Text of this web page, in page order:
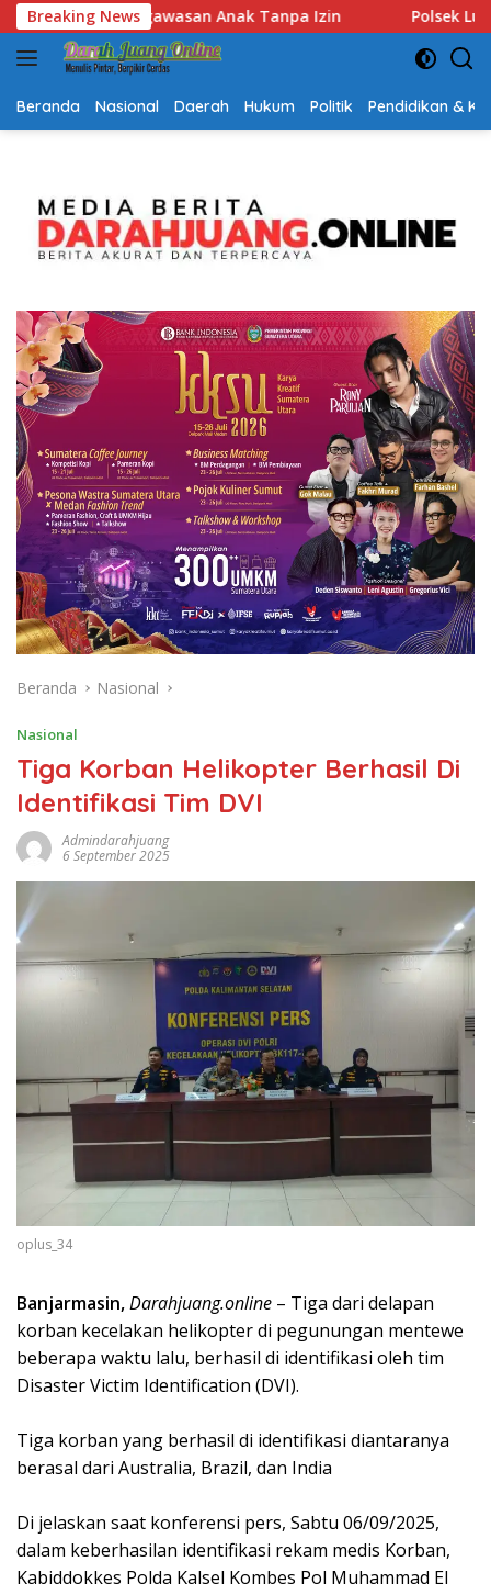
Langsung
ke
konten
Breaking News
Polsek Lubuk Baja Amankan Dua Tersangka Beserta 74
Beranda Nasional Daerah Hukum Politik Pendidikan &
Beranda Nasional
Nasional
Tiga Korban Helikopter Berhasil Di
Identifikasi Tim DVI
Admindarahjuang
6 September 2025
oplus_34
Banjarmasin,Darahjuang.online – Tiga dari delapan
korban kecelakan helikopter di pegunungan mentewe
beberapa waktu lalu, berhasil di identifikasi oleh tim
Disaster Victim Identification (DVI).
Tiga korban yang berhasil di identifikasi diantaranya
berasal dari Australia, Brazil, dan India
Di jelaskan saat konferensi pers, Sabtu 06/09/2025,
dalam keberhasilan identifikasi rekam medis Korban,
Kabiddokkes Polda Kalsel Kombes Pol Muhammad El